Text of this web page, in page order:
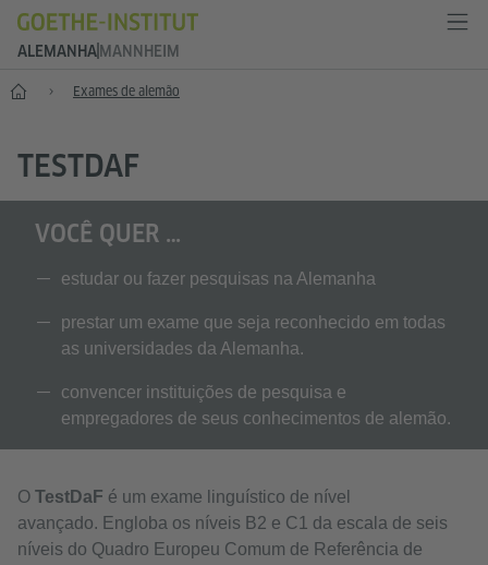
ALEMANHA MANNHEIM
-- Exames de alemão
TESTDAF
VOCÊ QUER …
estudar ou fazer pesquisas na Alemanha
prestar um exame que seja reconhecido em todas
as universidades da Alemanha.
convencer instituições de pesquisa e
empregadores de seus conhecimentos de alemão.
O TestDaF é um exame linguístico de nível
avançado. Engloba os níveis B2 e C1 da escala de seis
níveis do Quadro Europeu Comum de Referência de